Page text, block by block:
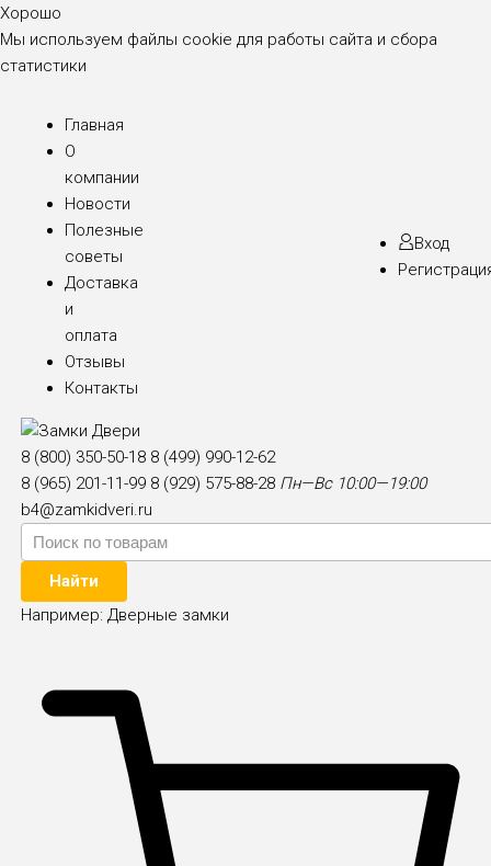
Хорошо
Мы используем файлы cookie для работы сайта и сбора
статистики
Главная
О
компании
Новости
Полезные
советы
Доставка
и
оплата
Отзывы
Контакты
Вход
8 (800) 350-50-18 8 (499) 990-12-62
8 (965) 201-11-99 8 (929) 575-88-28 Пн—Вс 10:00—19:00
b4@zamkidveri.ru
Найти
Например:Дверные замки